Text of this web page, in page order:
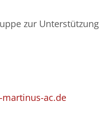
zur Unterstützung
ac.de